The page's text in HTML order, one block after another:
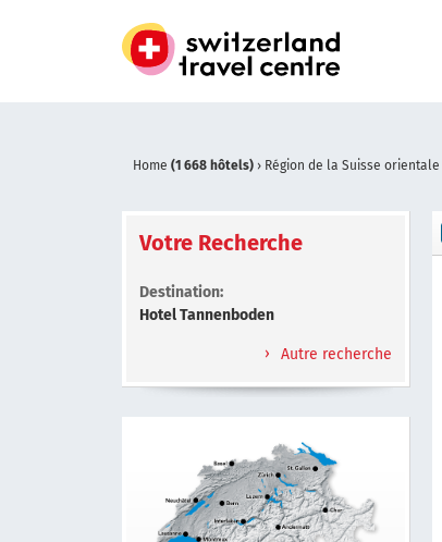
Home (1 668 hôtels) › Région de la Suisse orientale
Votre Recherche
Destination:
Hotel Tannenboden
Autre recherche